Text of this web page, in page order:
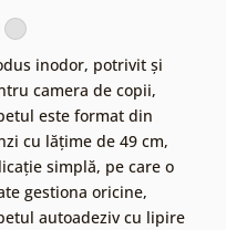
inodor, potrivit și
camera de copii,
este format din
cu lățime de 49 cm,
simplă, pe care o
gestiona oricine,
autoadeziv cu lipire